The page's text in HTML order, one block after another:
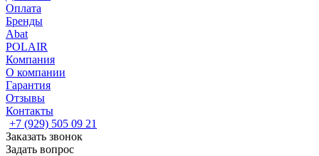
Оплата
Бренды
Abat
POLAIR
Компания
О компании
Гарантия
Отзывы
Контакты
+7 (929) 505 09 21
Заказать звонок
Задать вопрос